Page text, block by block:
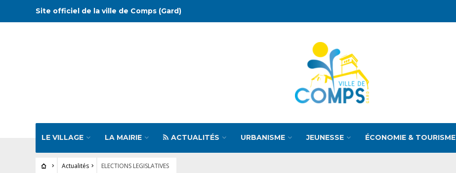
Site officiel de la ville de Comps (Gard)
LE VILLAGE LA MAIRIE ACTUALITÉS URBANISME JEUNESSE ÉCONOMIE & TOURISME
Actualités ELECTIONS LEGISLATIVES
ACTUALITÉS